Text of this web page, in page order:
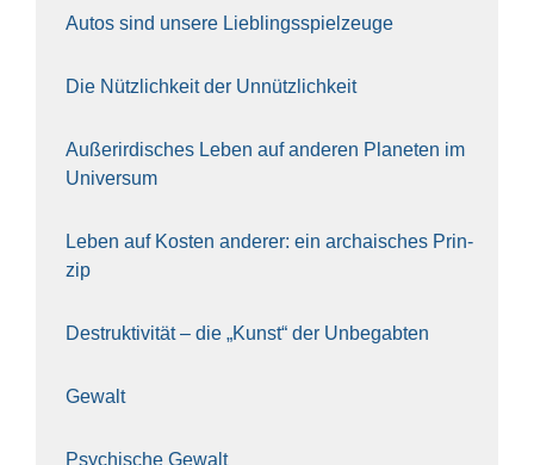
Autos sind unse­re Lieb­lings­spiel­zeu­ge
Die Nütz­lich­keit der Unnütz­lich­keit
Außer­ir­di­sches Leben auf ande­ren Pla­ne­ten im
Uni­ver­sum
Leben auf Kos­ten ande­rer: ein archai­sches Prin­
zip
Destruk­ti­vi­tät – die „Kunst“ der Unbe­gab­ten
Gewalt
Psy­chi­sche Gewalt